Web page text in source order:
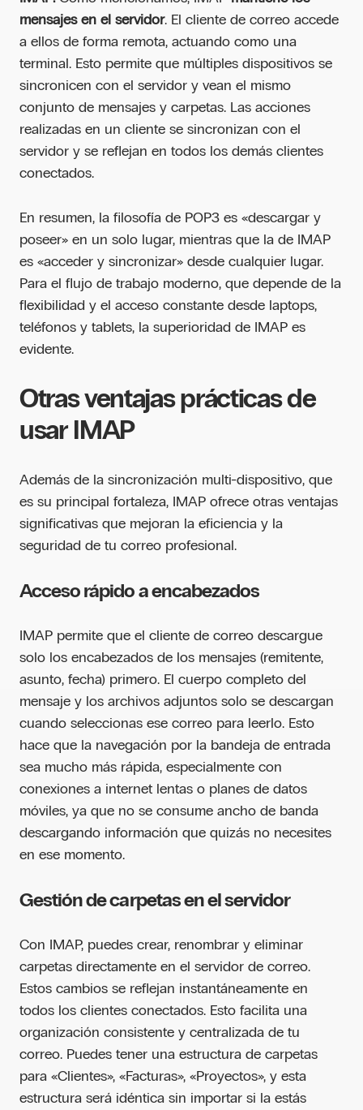
mensajes en el servidor. El cliente de correo accede
a ellos de forma remota, actuando como una
terminal. Esto permite que múltiples dispositivos se
sincronicen con el servidor y vean el mismo
conjunto de mensajes y carpetas. Las acciones
realizadas en un cliente se sincronizan con el
servidor y se reflejan en todos los demás clientes
conectados.
En resumen, la filosofía de POP3 es «descargar y
poseer» en un solo lugar, mientras que la de IMAP
es «acceder y sincronizar» desde cualquier lugar.
Para el flujo de trabajo moderno, que depende de la
flexibilidad y el acceso constante desde laptops,
teléfonos y tablets, la superioridad de IMAP es
evidente.
Otras ventajas prácticas de
usar IMAP
Además de la sincronización multi-dispositivo, que
es su principal fortaleza, IMAP ofrece otras ventajas
significativas que mejoran la eficiencia y la
seguridad de tu correo profesional.
Acceso rápido a encabezados
IMAP permite que el cliente de correo descargue
solo los encabezados de los mensajes (remitente,
asunto, fecha) primero. El cuerpo completo del
mensaje y los archivos adjuntos solo se descargan
cuando seleccionas ese correo para leerlo. Esto
hace que la navegación por la bandeja de entrada
sea mucho más rápida, especialmente con
conexiones a internet lentas o planes de datos
móviles, ya que no se consume ancho de banda
descargando información que quizás no necesites
en ese momento.
Gestión de carpetas en el servidor
Con IMAP, puedes crear, renombrar y eliminar
carpetas directamente en el servidor de correo.
Estos cambios se reflejan instantáneamente en
todos los clientes conectados. Esto facilita una
organización consistente y centralizada de tu
correo. Puedes tener una estructura de carpetas
para «Clientes», «Facturas», «Proyectos», y esta
estructura será idéntica sin importar si la estás